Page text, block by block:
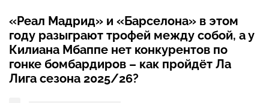
«Реал Мадрид» и «Барселона» в этом
году разыграют трофей между собой, а у
Килиана Мбаппе нет конкурентов по
гонке бомбардиров – как пройдёт Ла
Лига сезона 2025/26?